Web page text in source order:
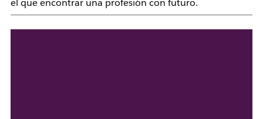
el que encontrar una profesión con futuro.